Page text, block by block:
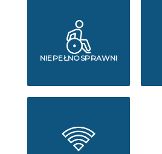
NIEPEŁNOSPRAWNI